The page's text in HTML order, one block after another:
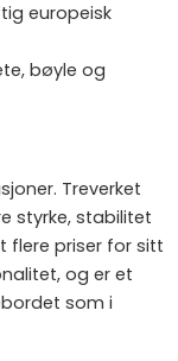
europeisk
bøyle og
Treverket
styrke, stabilitet
flere priser for sitt
og er et
som i